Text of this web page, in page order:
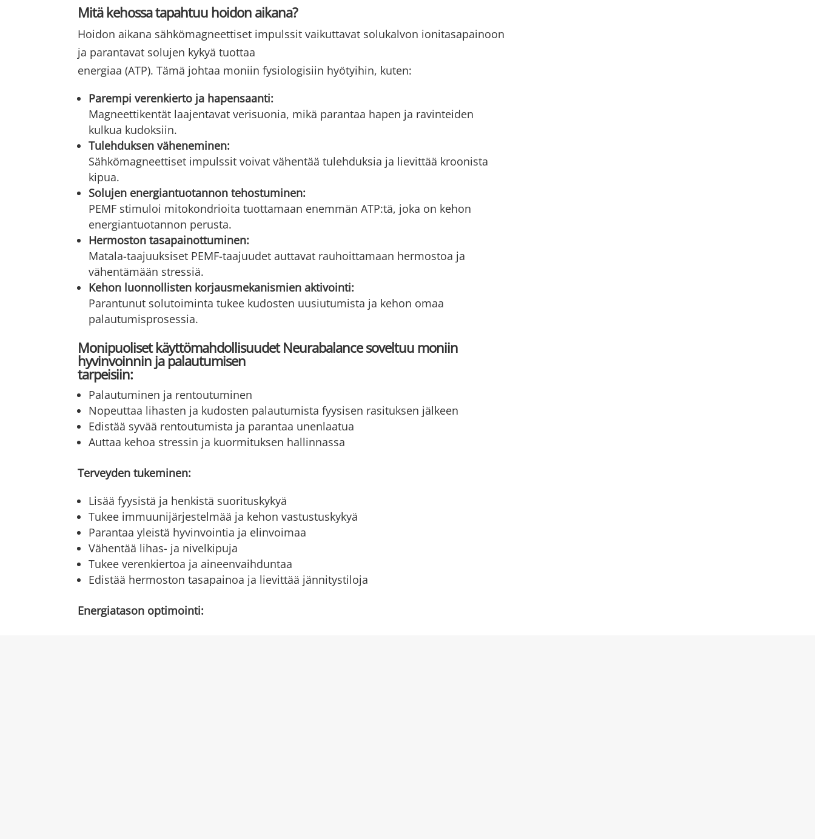
Mitä kehossa tapahtuu hoidon aikana?
Hoidon aikana sähkömagneettiset impulssit vaikuttavat solukalvon ionitasapainoon
ja parantavat solujen kykyä tuottaa
energiaa (ATP). Tämä johtaa moniin fysiologisiin hyötyihin, kuten:
Parempi verenkierto ja hapensaanti:
Magneettikentät laajentavat verisuonia, mikä parantaa hapen ja ravinteiden
kulkua kudoksiin.
Tulehduksen väheneminen:
Sähkömagneettiset impulssit voivat vähentää tulehduksia ja lievittää kroonista
kipua.
Solujen energiantuotannon tehostuminen:
PEMF stimuloi mitokondrioita tuottamaan enemmän ATP:tä, joka on kehon
energiantuotannon perusta.
Hermoston tasapainottuminen:
Matala-taajuuksiset PEMF-taajuudet auttavat rauhoittamaan hermostoa ja
vähentämään stressiä.
Kehon luonnollisten korjausmekanismien aktivointi:
Parantunut solutoiminta tukee kudosten uusiutumista ja kehon omaa
palautumisprosessia.
Monipuoliset käyttömahdollisuudet Neurabalance soveltuu moniin
hyvinvoinnin ja palautumisen
tarpeisiin:
Palautuminen ja rentoutuminen
Nopeuttaa lihasten ja kudosten palautumista fyysisen rasituksen jälkeen
Edistää syvää rentoutumista ja parantaa unenlaatua
Auttaa kehoa stressin ja kuormituksen hallinnassa
Terveyden tukeminen:
Lisää fyysistä ja henkistä suorituskykyä
Tukee immuunijärjestelmää ja kehon vastustuskykyä
Parantaa yleistä hyvinvointia ja elinvoimaa
Vähentää lihas- ja nivelkipuja
Tukee verenkiertoa ja aineenvaihduntaa
Edistää hermoston tasapainoa ja lievittää jännitystiloja
Energiatason optimointi: